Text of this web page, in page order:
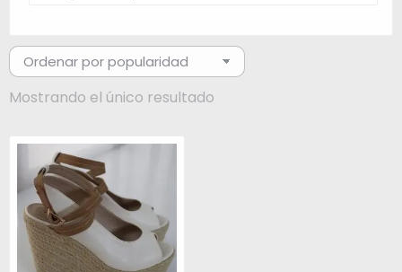
Mostrando el único resultado